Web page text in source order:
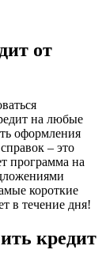
от
на любые
оформления
– это
программа на
короткие
в течение дня!
кредит